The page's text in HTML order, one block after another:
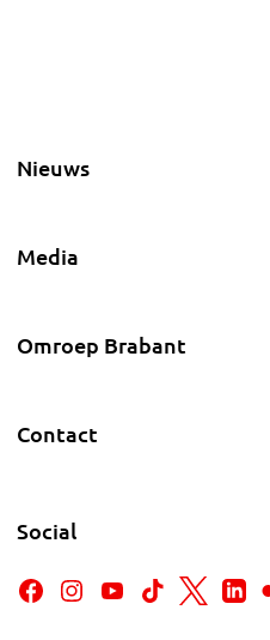
Nieuws
Media
Omroep Brabant
Contact
Social